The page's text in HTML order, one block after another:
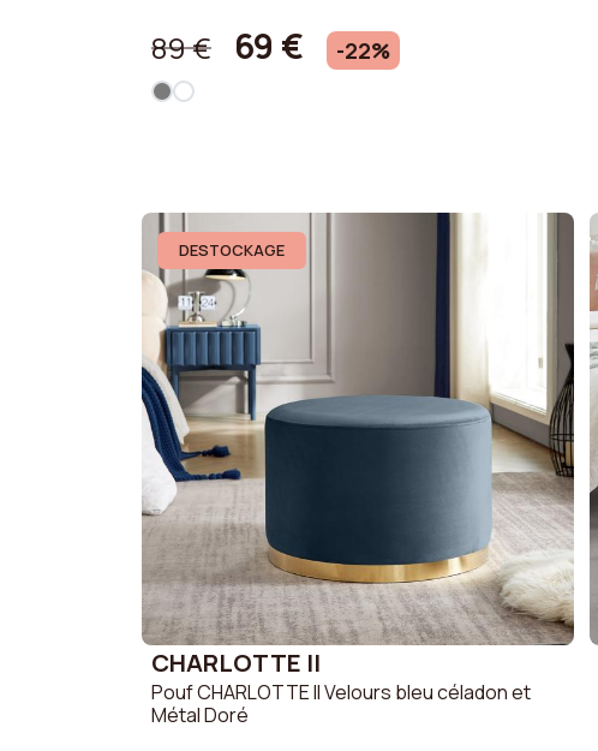
89 € 69 € -22%
DESTOCKAGE
CHARLOTTE II
Pouf CHARLOTTE II Velours bleu céladon et
Métal Doré